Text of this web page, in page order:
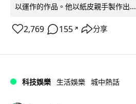
以運作的作品。他以紙皮親手製作出...
2,769 155 ↗ 分享
科技娛樂 生活娛樂 城中熱話